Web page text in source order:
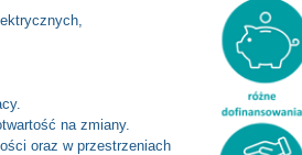
na zmiany.
oraz w przestrzeniach